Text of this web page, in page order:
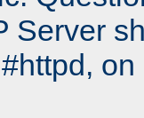
Server